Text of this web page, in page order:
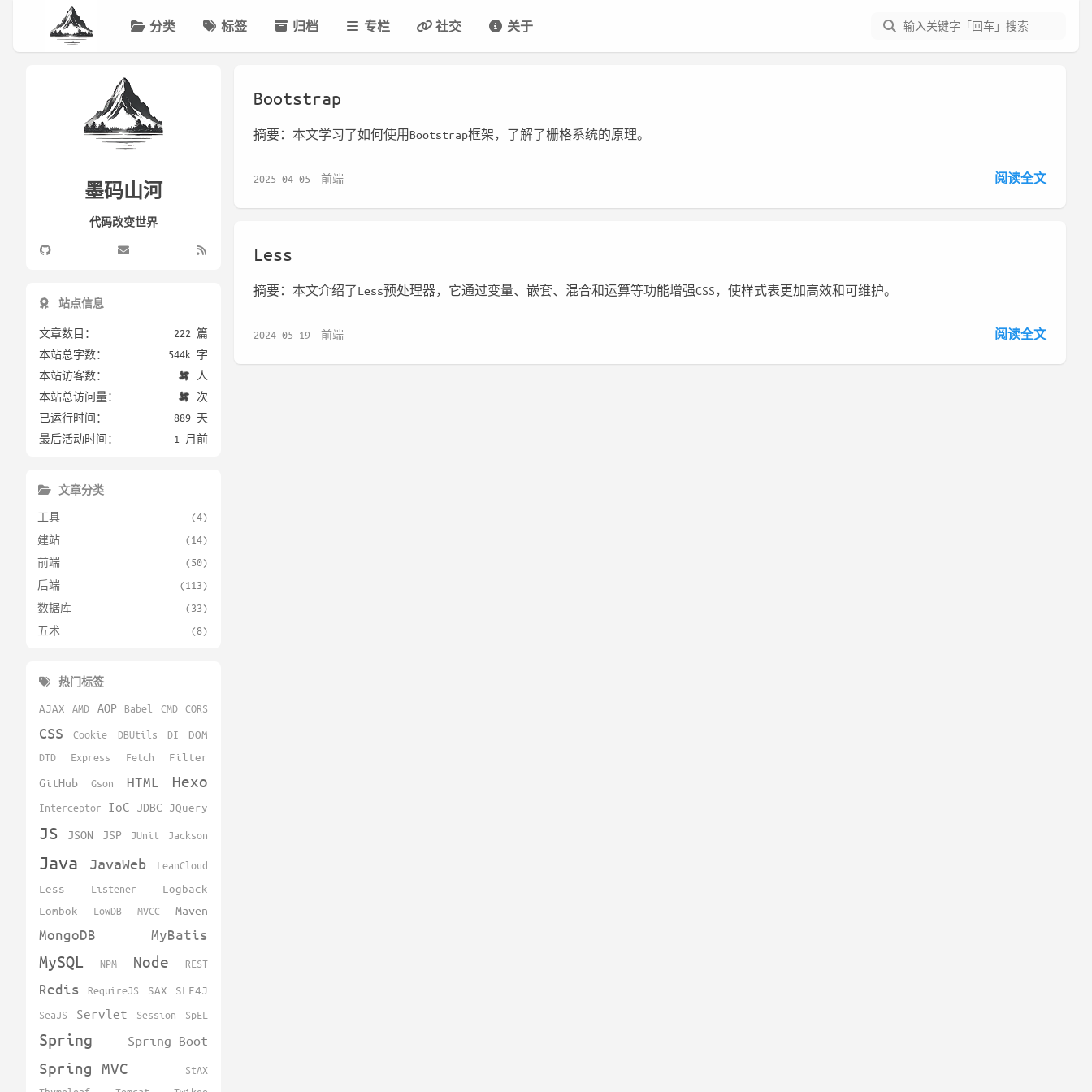
分类 标签 归档 专栏 社交 关于
Bootstrap
摘要：本文学习了如何使用Bootstrap框架，了解了栅格系统的原理。
2025-04-05 前端 阅读全文
Less
摘要：本文介绍了Less预处理器，它通过变量、嵌套、混合和运算等功能增强CSS，使样式表更加高效和可维护。
2024-05-19 前端 阅读全文
墨码山河
代码改变世界
站点信息
文章数目：
222 篇
本站总字数：
544k 字
本站访客数：
人
本站总访问量：
次
已运行时间：
889 天
最后活动时间：
1 月前
文章分类
工具
(4)
建站
(14)
前端
(50)
后端
(113)
数据库
(33)
五术
(8)
热门标签
AJAX
AMD AOP Babel CMD CORS
CSS Cookie DBUtils DI
DOM
DTD
Express Fetch Filter
GitHub Gson HTML Hexo
Interceptor IoC JDBC JQuery
JS JSON JSP JUnit Jackson
Java JavaWeb
LeanCloud
Less
Listener
Logback
Lombok
LowDB MVCC Maven
MongoDB MyBatis
MySQL NPM Node REST
Redis RequireJS SAX
SLF4J
SeaJS
Servlet Session SpEL
Spring Spring Boot
Spring MVC
StAX